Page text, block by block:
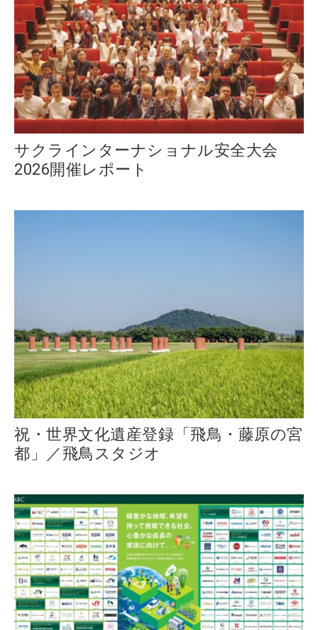
サクラインターナショナル安全大会
2026開催レポート
祝・世界文化遺産登録「飛鳥・藤原の宮
都」／飛鳥スタジオ